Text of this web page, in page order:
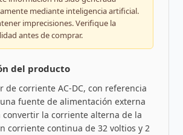
mediante inteligencia artificial.
imprecisiones. Verifique la
antes de comprar.
del producto
de corriente AC-DC, con referencia
fuente de alimentación externa
convertir la corriente alterna de la
corriente continua de 32 voltios y 2